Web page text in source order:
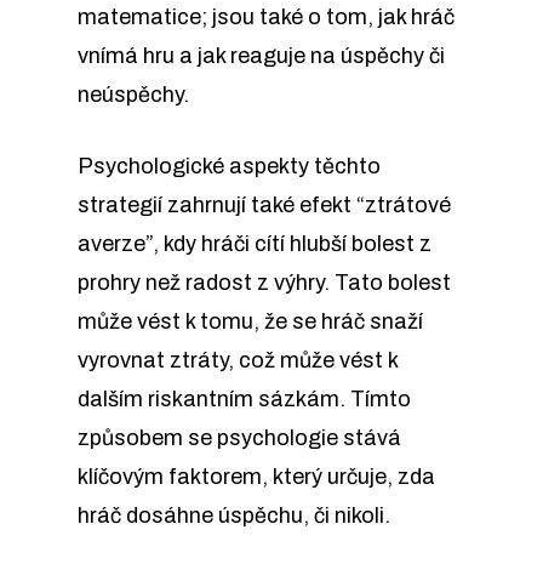
matematice; jsou také o tom, jak hráč
vnímá hru a jak reaguje na úspěchy či
neúspěchy.
Psychologické aspekty těchto
strategií zahrnují také efekt “ztrátové
averze”, kdy hráči cítí hlubší bolest z
prohry než radost z výhry. Tato bolest
může vést k tomu, že se hráč snaží
vyrovnat ztráty, což může vést k
dalším riskantním sázkám. Tímto
způsobem se psychologie stává
klíčovým faktorem, který určuje, zda
hráč dosáhne úspěchu, či nikoli.